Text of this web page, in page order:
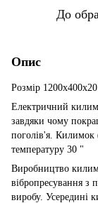
До
Опис
Розмір 1200х400х20
Електричний
завдяки чому
поголів'я. Килимок
температуру 30 "
Виробництво
вібропресування з
виробу. Усередині